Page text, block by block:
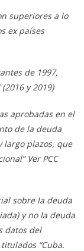
superiores a lo
ex países
de 1997,
y 2019)
aprobadas en el
de la deuda
largo plazos, que
Ver PCC
sobre la deuda
y no la deuda
datos del
“Cuba.